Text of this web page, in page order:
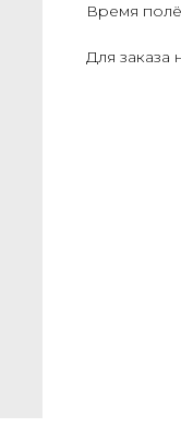
Время
Для заказа